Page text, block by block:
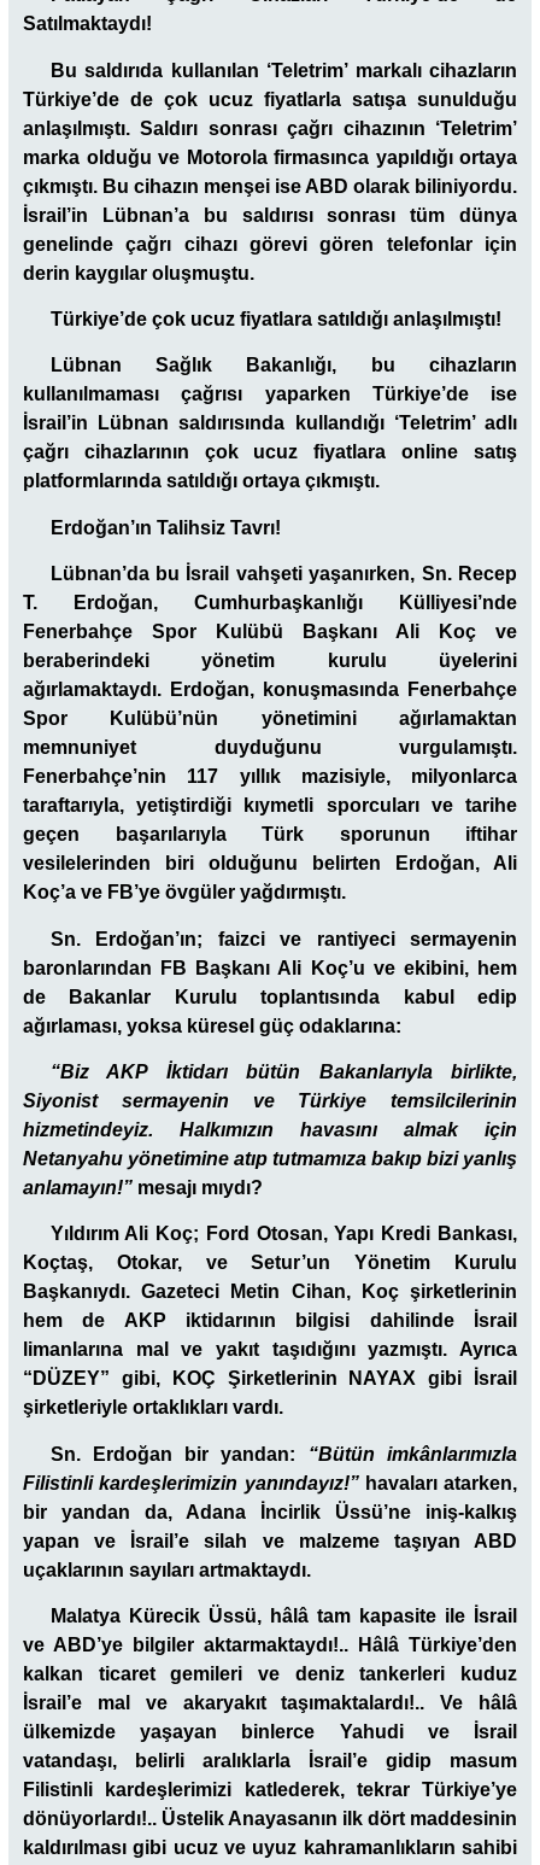
Satılmaktaydı!
Bu saldırıda kullanılan ‘Teletrim’ markalı cihazların
Türkiye’de de çok ucuz fiyatlarla satışa sunulduğu
anlaşılmıştı.Saldırı sonrası çağrı cihazının ‘Teletrim’
marka olduğu ve Motorola firmasınca yapıldığı ortaya
çıkmıştı. Bu cihazın menşei ise ABD olarak biliniyordu.
İsrail’in Lübnan’a bu saldırısı sonrası tüm dünya
genelinde çağrı cihazı görevi gören telefonlar için
derin kaygılar oluşmuştu.
Türkiye’de çok ucuz fiyatlara satıldığı anlaşılmıştı!
Lübnan Sağlık Bakanlığı, bu cihazların
kullanılmaması çağrısı yaparken Türkiye’de ise
İsrail’in Lübnan saldırısında kullandığı ‘Teletrim’ adlı
çağrı cihazlarının çok ucuz fiyatlara online satış
platformlarında satıldığı ortaya çıkmıştı.
Erdoğan’ın Talihsiz Tavrı!
Lübnan’da bu İsrail vahşeti yaşanırken, Sn. Recep
T. Erdoğan, Cumhurbaşkanlığı Külliyesi’nde
Fenerbahçe Spor Kulübü Başkanı Ali Koç ve
beraberindeki yönetim kurulu üyelerini
ağırlamaktaydı. Erdoğan, konuşmasında Fenerbahçe
Spor Kulübü’nün yönetimini ağırlamaktan
memnuniyet duyduğunu vurgulamıştı.
Fenerbahçe’nin 117 yıllık mazisiyle, milyonlarca
taraftarıyla, yetiştirdiği kıymetli sporcuları ve tarihe
geçen başarılarıyla Türk sporunun iftihar
vesilelerinden biri olduğunu belirten Erdoğan, Ali
Koç’a ve FB’ye övgüler yağdırmıştı.
Sn. Erdoğan’ın; faizci ve rantiyeci sermayenin
baronlarından FB Başkanı Ali Koç’u ve ekibini, hem
de Bakanlar Kurulu toplantısında kabul edip
ağırlaması, yoksa küresel güç odaklarına:
“Biz AKP İktidarı bütün Bakanlarıyla birlikte,
Siyonist sermayenin ve Türkiye temsilcilerinin
hizmetindeyiz. Halkımızın havasını almak için
Netanyahu yönetimine atıp tutmamıza bakıp bizi yanlış
anlamayın!” mesajı mıydı?
Yıldırım Ali Koç; Ford Otosan, Yapı Kredi Bankası,
Koçtaş, Otokar, ve Setur’un Yönetim Kurulu
Başkanıydı. Gazeteci Metin Cihan, Koç şirketlerinin
hem de AKP iktidarının bilgisi dahilinde İsrail
limanlarına mal ve yakıt taşıdığını yazmıştı. Ayrıca
“DÜZEY” gibi, KOÇ Şirketlerinin NAYAX gibi İsrail
şirketleriyle ortaklıkları vardı.
Sn. Erdoğan bir yandan: “Bütün imkânlarımızla
Filistinli kardeşlerimizin yanındayız!” havaları atarken,
bir yandan da, Adana İncirlik Üssü’ne iniş-kalkış
yapan ve İsrail’e silah ve malzeme taşıyan ABD
uçaklarının sayıları artmaktaydı.
Malatya Kürecik Üssü, hâlâ tam kapasite ile İsrail
ve ABD’ye bilgiler aktarmaktaydı!.. Hâlâ Türkiye’den
kalkan ticaret gemileri ve deniz tankerleri kuduz
İsrail’e mal ve akaryakıt taşımaktalardı!.. Ve hâlâ
ülkemizde yaşayan binlerce Yahudi ve İsrail
vatandaşı, belirli aralıklarla İsrail’e gidip masum
Filistinli kardeşlerimizi katlederek, tekrar Türkiye’ye
dönüyorlardı!.. Üstelik Anayasanın ilk dört maddesinin
kaldırılması gibi ucuz ve uyuz kahramanlıkların sahibi